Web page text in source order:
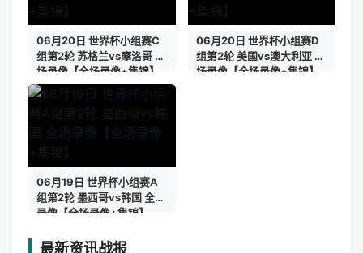
06月20日 世界杯小组赛C
组第2轮 苏格兰vs摩洛哥 全
场录像【全场录像+集锦】
06月20日 世界杯小组赛D
组第2轮 美国vs澳大利亚 全
场录像【全场录像+集锦】
06月19日 世界杯小组赛A
组第2轮 墨西哥vs韩国 全场
录像【全场录像+集锦】
最新资讯战报